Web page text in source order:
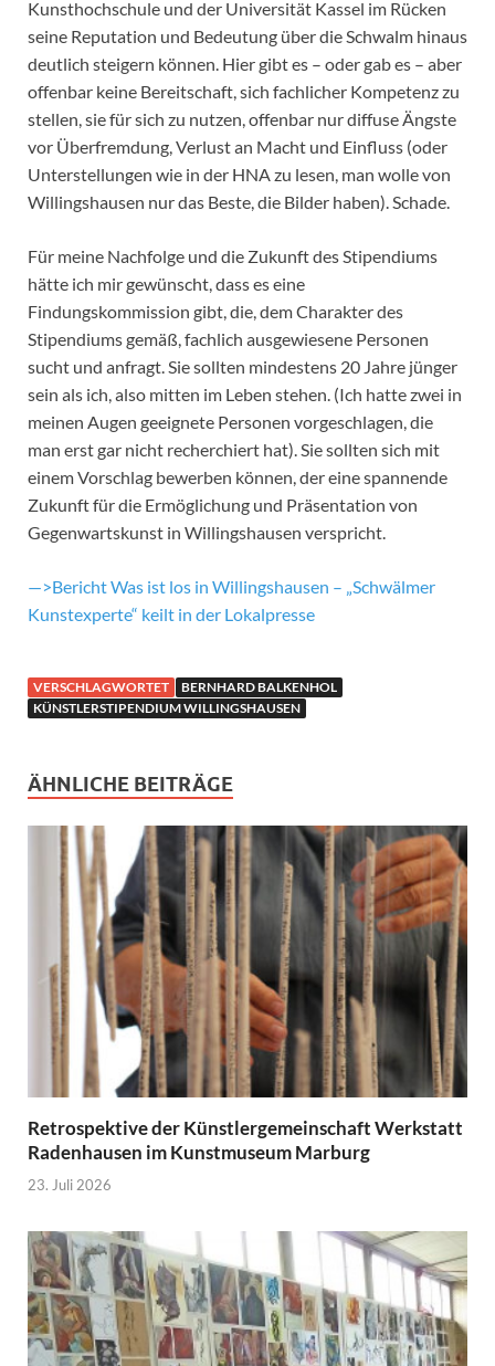
Kunsthochschule und der Universität Kassel im Rücken
seine Reputation und Bedeutung über die Schwalm hinaus
deutlich steigern können. Hier gibt es – oder gab es – aber
offenbar keine Bereitschaft, sich fachlicher Kompetenz zu
stellen, sie für sich zu nutzen, offenbar nur diffuse Ängste
vor Überfremdung, Verlust an Macht und Einfluss (oder
Unterstellungen wie in der HNA zu lesen, man wolle von
Willingshausen nur das Beste, die Bilder haben). Schade.
Für meine Nachfolge und die Zukunft des Stipendiums
hätte ich mir gewünscht, dass es eine
Findungskommission gibt, die, dem Charakter des
Stipendiums gemäß, fachlich ausgewiesene Personen
sucht und anfragt. Sie sollten mindestens 20 Jahre jünger
sein als ich, also mitten im Leben stehen. (Ich hatte zwei in
meinen Augen geeignete Personen vorgeschlagen, die
man erst gar nicht recherchiert hat). Sie sollten sich mit
einem Vorschlag bewerben können, der eine spannende
Zukunft für die Ermöglichung und Präsentation von
Gegenwartskunst in Willingshausen verspricht.
—>Bericht Was ist los in Willingshausen – „Schwälmer
Kunstexperte“ keilt in der Lokalpresse
VERSCHLAGWORTET
BERNHARD BALKENHOL
KÜNSTLERSTIPENDIUM WILLINGSHAUSEN
ÄHNLICHE BEITRÄGE
Retrospektive der Künstlergemeinschaft Werkstatt
Radenhausen im Kunstmuseum Marburg
23. Juli 2026